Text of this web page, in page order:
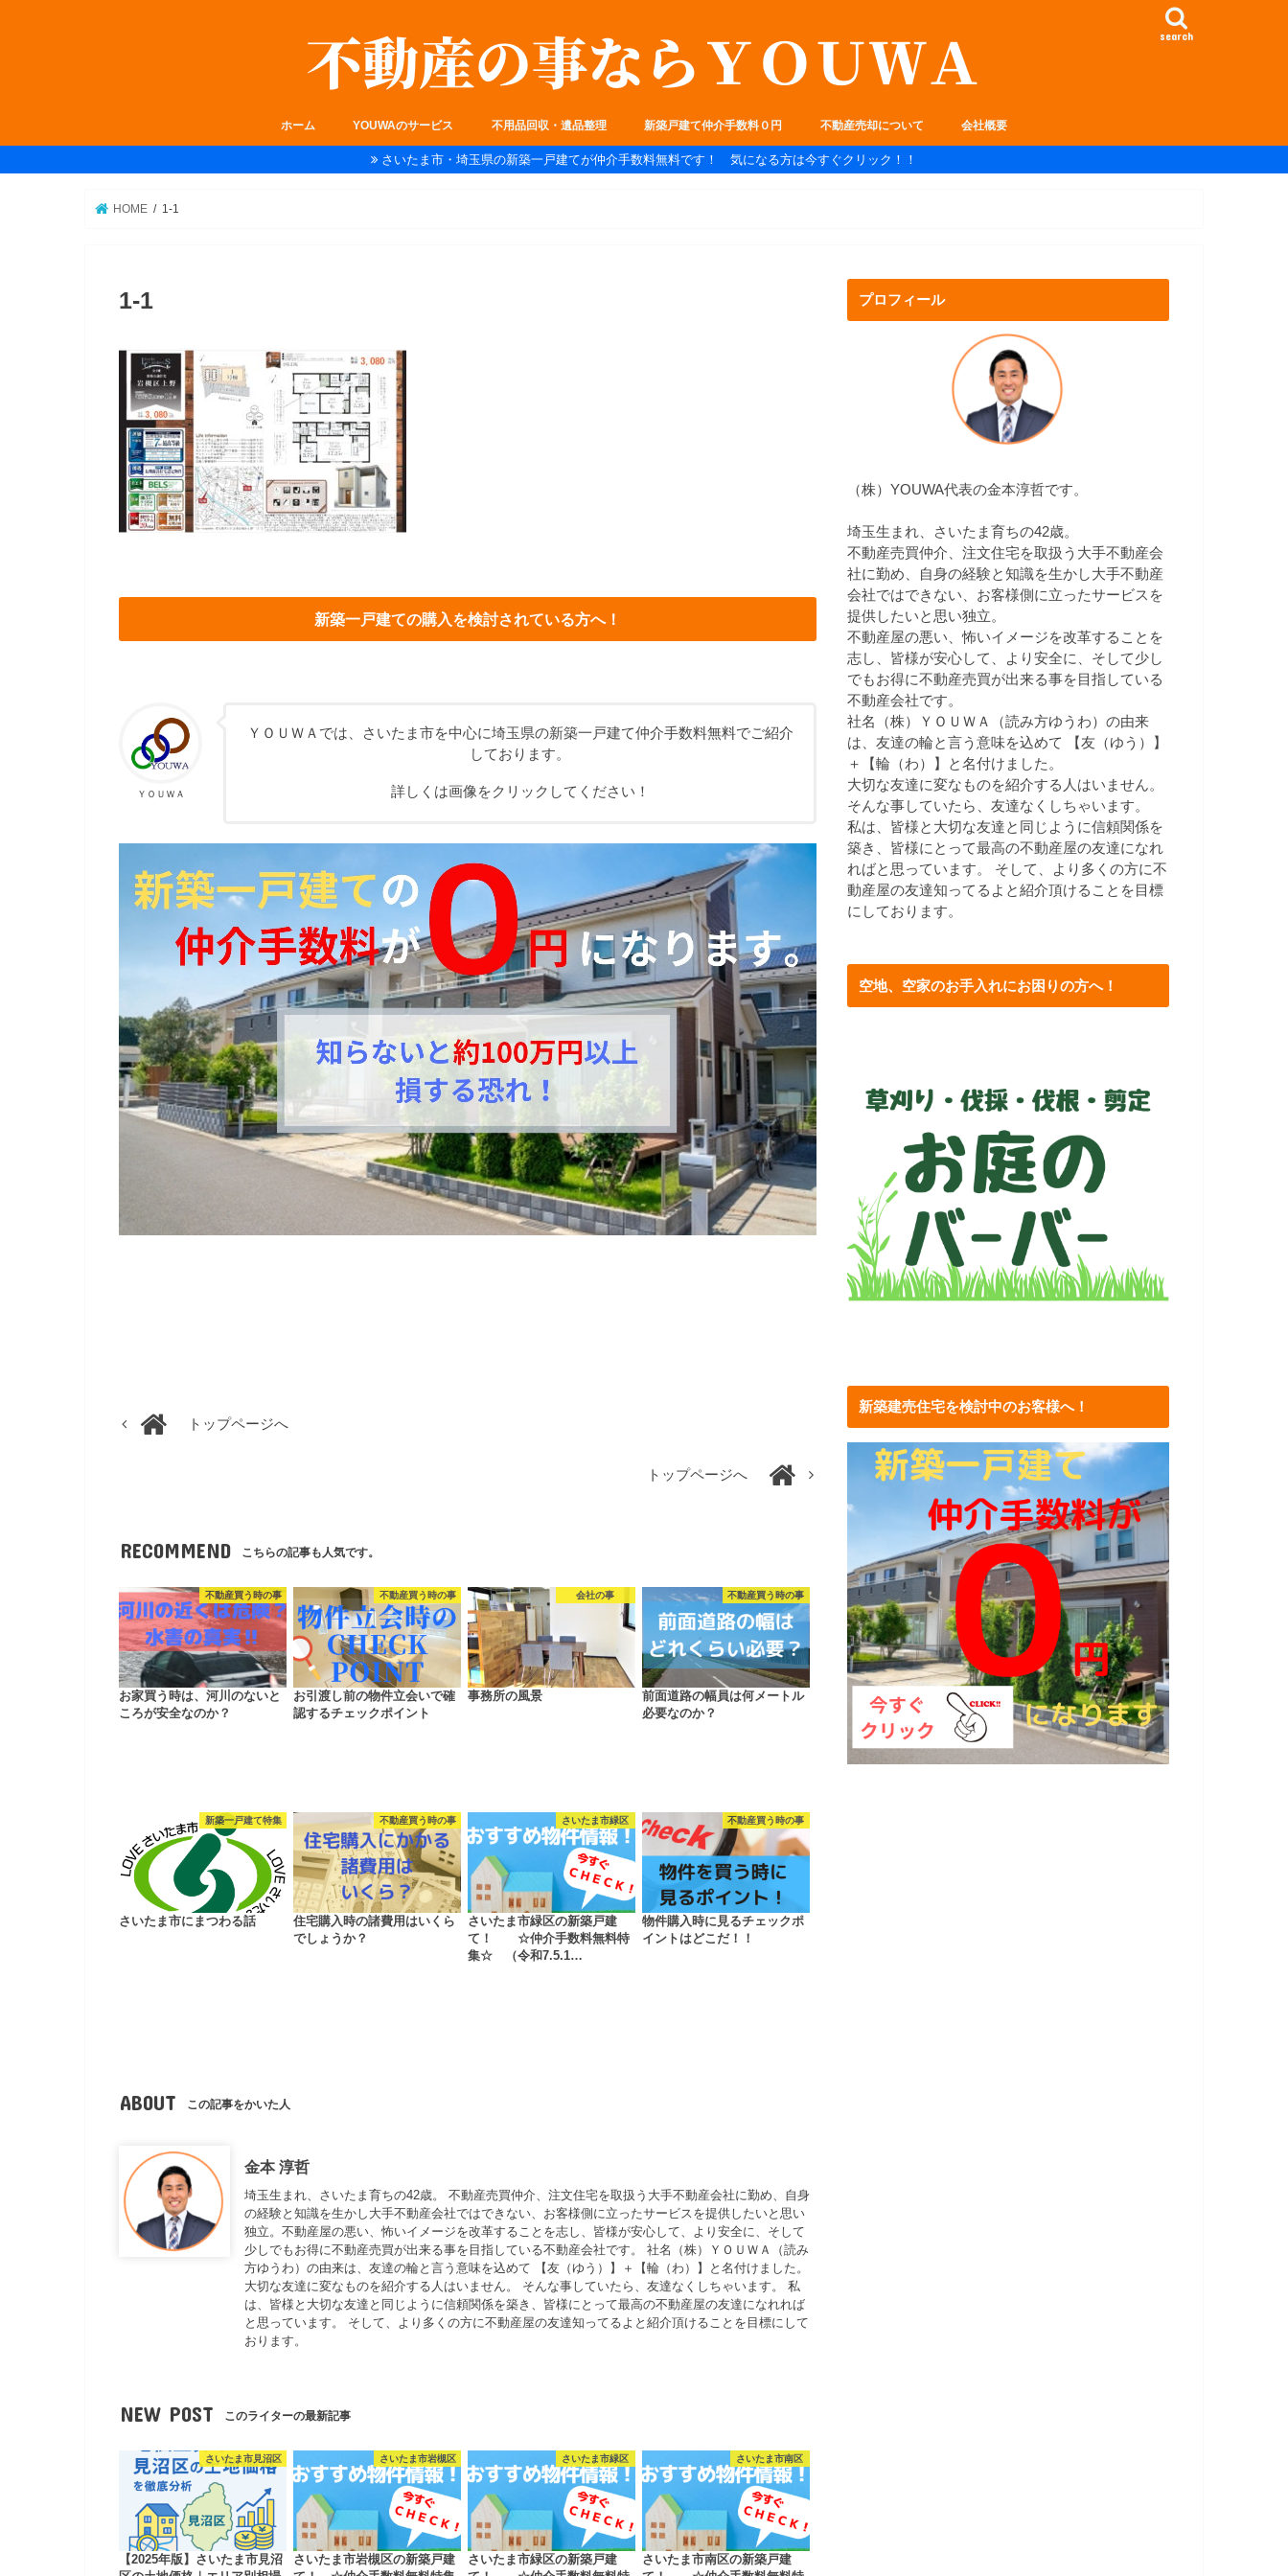
search
ホーム YOUWAのサービス 不用品回収・遺品整理 新築戸建て仲介手数料０円 不動産売却について 会社概要
さいたま市・埼玉県の新築一戸建てが仲介手数料無料です！ 気になる方は今すぐクリック！！
HOME 1-1
1-1
新築一戸建ての購入を検討されている方へ！
ＹＯＵＷＡ
ＹＯＵＷＡでは、さいたま市を中心に埼玉県の新築一戸建て仲介手数料無料でご紹介
しております。
詳しくは画像をクリックしてください！
トップページへ
トップページへ
RECOMMEND こちらの記事も人気です。
不動産買う時の事
お家買う時は、河川のないと
ころが安全なのか？
不動産買う時の事
お引渡し前の物件立会いで確
認するチェックポイント
会社の事
事務所の風景
不動産買う時の事
前面道路の幅員は何メートル
必要なのか？
新築一戸建て特集
さいたま市にまつわる話
不動産買う時の事
住宅購入時の諸費用はいくら
でしょうか？
さいたま市緑区
さいたま市緑区の新築戸建
て！ ☆仲介手数料無料特
集☆ （令和7.5.1…
不動産買う時の事
物件購入時に見るチェックポ
イントはどこだ！！
ABOUT この記事をかいた人
金本 淳哲
埼玉生まれ、さいたま育ちの42歳。 不動産売買仲介、注文住宅を取扱う大手不動産会社に勤め、自身
の経験と知識を生かし大手不動産会社ではできない、お客様側に立ったサービスを提供したいと思い
独立。不動産屋の悪い、怖いイメージを改革することを志し、皆様が安心して、より安全に、そして
少しでもお得に不動産売買が出来る事を目指している不動産会社です。 社名（株）ＹＯＵＷＡ（読み
方ゆうわ）の由来は、友達の輪と言う意味を込めて 【友（ゆう）】＋【輪（わ）】と名付けました。
大切な友達に変なものを紹介する人はいません。 そんな事していたら、友達なくしちゃいます。 私
は、皆様と大切な友達と同じように信頼関係を築き、皆様にとって最高の不動産屋の友達になれれば
と思っています。 そして、より多くの方に不動産屋の友達知ってるよと紹介頂けることを目標にして
おります。
NEW POST このライターの最新記事
さいたま市見沼区
【2025年版】さいたま市見沼
さいたま市岩槻区
さいたま市岩槻区の新築戸建
さいたま市緑区
さいたま市緑区の新築戸建
さいたま市南区
さいたま市南区の新築戸建
プロフィール
（株）YOUWA代表の金本淳哲です。
埼玉生まれ、さいたま育ちの42歳。
不動産売買仲介、注文住宅を取扱う大手不動産会
社に勤め、自身の経験と知識を生かし大手不動産
会社ではできない、お客様側に立ったサービスを
提供したいと思い独立。
不動産屋の悪い、怖いイメージを改革することを
志し、皆様が安心して、より安全に、そして少し
でもお得に不動産売買が出来る事を目指している
不動産会社です。
社名（株）ＹＯＵＷＡ（読み方ゆうわ）の由来
は、友達の輪と言う意味を込めて 【友（ゆう）】
＋【輪（わ）】と名付けました。
大切な友達に変なものを紹介する人はいません。
そんな事していたら、友達なくしちゃいます。
私は、皆様と大切な友達と同じように信頼関係を
築き、皆様にとって最高の不動産屋の友達になれ
ればと思っています。 そして、より多くの方に不
動産屋の友達知ってるよと紹介頂けることを目標
にしております。
空地、空家のお手入れにお困りの方へ！
新築建売住宅を検討中のお客様へ！